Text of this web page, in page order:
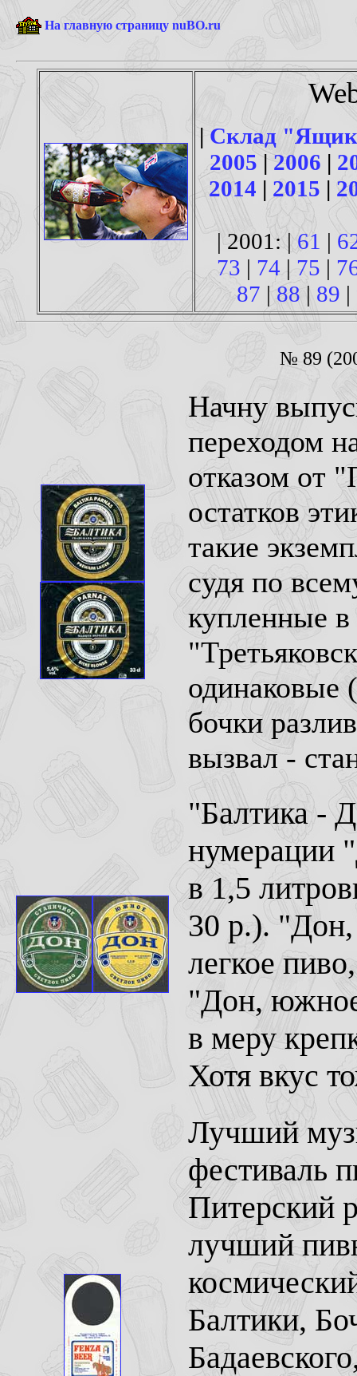
На главную страницу nuBO.ru
| Склад
2005|2006 |
2014 | 2015 |
| 2001: |61 |
73 | 74 | 75 |
87 | 88 | 89 |
№ 89
Начну
переходом
отказом от
остатков
такие
судя по
купленные
одинаковые
бочки
вызвал -
"Балтика -
нумерации
в 1,5
30 р.).
легкое
"Дон,
в меру
Хотя вкус
Лучший
фестиваль
Питерский
лучший
Балтики,